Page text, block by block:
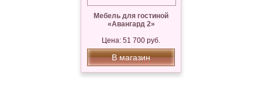
Мебель для гостиной
«Авангард 2»
Цена: 51 700 руб.
В магазин